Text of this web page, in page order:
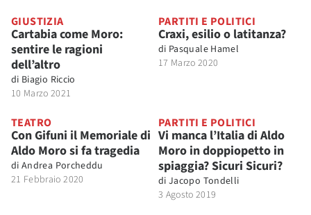
GIUSTIZIA
Cartabia come Moro:
sentire le ragioni
dell’altro
di Biagio Riccio
10 Marzo 2021
PARTITI E POLITICI
Craxi, esilio o latitanza?
di Pasquale Hamel
17 Marzo 2020
TEATRO
Con Gifuni il Memoriale di
Aldo Moro si fa tragedia
di Andrea Porcheddu
21 Febbraio 2020
PARTITI E POLITICI
Vi manca l’Italia di Aldo
Moro in doppiopetto in
spiaggia? Sicuri Sicuri?
di Jacopo Tondelli
3 Agosto 2019